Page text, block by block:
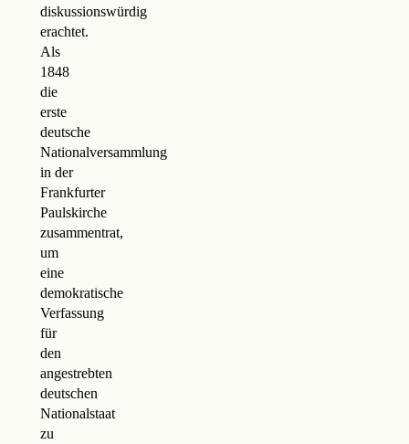
diskussionswürdig
erachtet.
Als
1848
die
erste
deutsche
Nationalversammlung
in der
Frankfurter
Paulskirche
zusammentrat,
um
eine
demokratische
Verfassung
für
den
angestrebten
deutschen
Nationalstaat
zu